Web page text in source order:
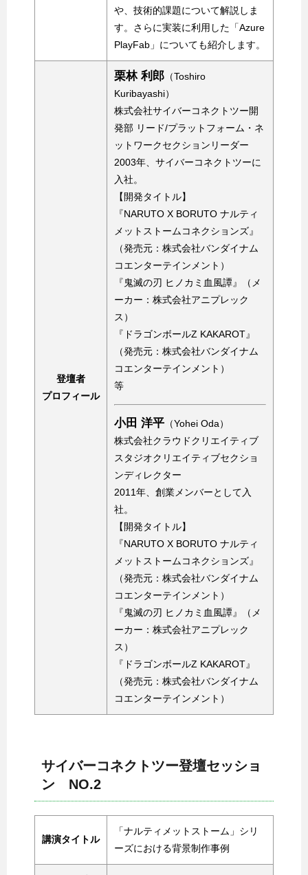
や、技術的課題について解説しま
す。さらに実装に利用した「Azure
PlayFab」についても紹介します。
登壇者
プロフィール
栗林 利郎 （Toshiro
Kuribayashi）
株式会社サイバーコネクトツー開
発部 リード/プラットフォーム・ネ
ットワークセクションリーダー
2003年、サイバーコネクトツーに
入社。
【開発タイトル】
『NARUTO X BORUTO ナルティ
メットストームコネクションズ』
（発売元：株式会社バンダイナム
コエンターテインメント）
『鬼滅の刃 ヒノカミ血風譚』（メ
ーカー：株式会社アニプレック
ス）
『ドラゴンボールZ KAKAROT』
（発売元：株式会社バンダイナム
コエンターテインメント）
等
小田 洋平 （Yohei Oda）
株式会社クラウドクリエイティブ
スタジオクリエイティブセクショ
ンディレクター
2011年、創業メンバーとして入
社。
【開発タイトル】
『NARUTO X BORUTO ナルティ
メットストームコネクションズ』
（発売元：株式会社バンダイナム
コエンターテインメント）
『鬼滅の刃 ヒノカミ血風譚』（メ
ーカー：株式会社アニプレック
ス）
『ドラゴンボールZ KAKAROT』
（発売元：株式会社バンダイナム
コエンターテインメント）
サイバーコネクトツー登壇セッショ
ン NO.2
講演タイトル
「ナルティメットストーム」シリ
ーズにおける背景制作事例